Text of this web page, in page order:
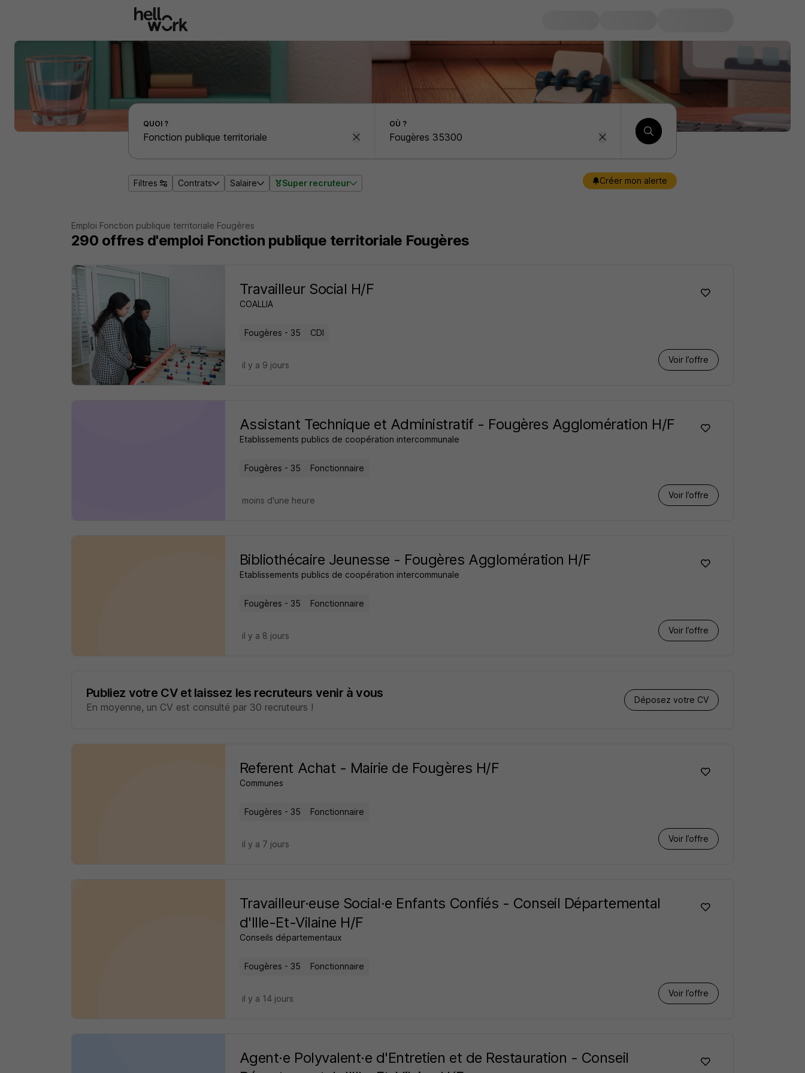
Effectuer une recherche d'emploi par localité
QUOI ? OÙ ?
Filtres Contrats Salaire Super recruteur Créer mon alerte
Emploi Fonction publique territoriale Fougères
290 offres d'emploi Fonction publique territoriale Fougères
Travailleur Social H/F
COALLIA
Fougères - 35 CDI
Voir l’offre
il y a 9 jours
Assistant Technique et Administratif - Fougères Agglomération H/F
Etablissements publics de coopération intercommunale
Fougères - 35 Fonctionnaire
Voir l’offre
moins d'une heure
Bibliothécaire Jeunesse - Fougères Agglomération H/F
Etablissements publics de coopération intercommunale
Fougères - 35 Fonctionnaire
Voir l’offre
il y a 8 jours
Publiez votre CV et laissez les recruteurs venir à vous
En moyenne, un CV est consulté par 30 recruteurs !
Déposez votre CV
Referent Achat - Mairie de Fougères H/F
Communes
Fougères - 35 Fonctionnaire
Voir l’offre
il y a 7 jours
Travailleur·euse Social·e Enfants Confiés - Conseil Départemental
d'Ille-Et-Vilaine H/F
Conseils départementaux
Fougères - 35 Fonctionnaire
Voir l’offre
il y a 14 jours
Agent·e Polyvalent·e d'Entretien et de Restauration - Conseil